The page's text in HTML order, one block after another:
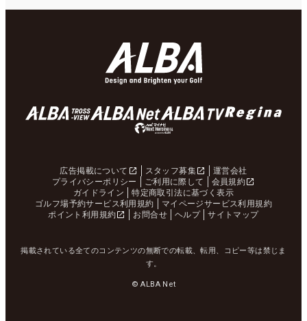
広告掲載について スタッフ募集
運営会社
プライバシーポリシー
ご利用に際して
会員規約
ガイドライン
特定商取引法に基づく表示
ゴルフ場予約サービス利用規約
マイページサービス利用規約
ポイント利用規約
お問合せ ヘルプ サイトマップ
掲載されている全てのコンテンツの無断での転載、転用、コピー等は禁じま
す。
© ALBA Net